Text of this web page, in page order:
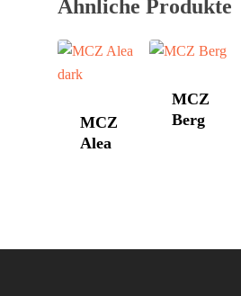
Ähnliche Produkte
MCZ
Alea
MCZ
Berg